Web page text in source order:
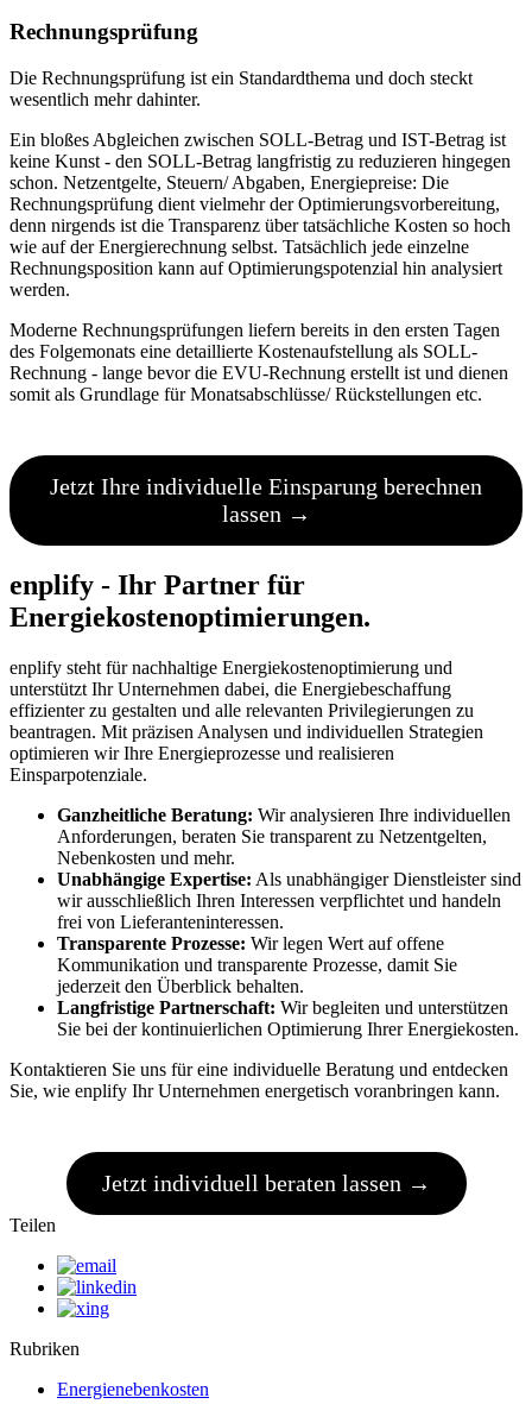
Rechnungsprüfung
Die Rechnungsprüfung ist ein Standardthema und doch steckt
wesentlich mehr dahinter.
Ein bloßes Abgleichen zwischen SOLL-Betrag und IST-Betrag ist
keine Kunst - den SOLL-Betrag langfristig zu reduzieren hingegen
schon. Netzentgelte, Steuern/ Abgaben, Energiepreise: Die
Rechnungsprüfung dient vielmehr der Optimierungsvorbereitung,
denn nirgends ist die Transparenz über tatsächliche Kosten so hoch
wie auf der Energierechnung selbst. Tatsächlich jede einzelne
Rechnungsposition kann auf Optimierungspotenzial hin analysiert
werden.
Moderne Rechnungsprüfungen liefern bereits in den ersten Tagen
des Folgemonats eine detaillierte Kostenaufstellung als SOLL-
Rechnung - lange bevor die EVU-Rechnung erstellt ist und dienen
somit als Grundlage für Monatsabschlüsse/ Rückstellungen etc.
Jetzt Ihre individuelle Einsparung berechnen
lassen →
enplify - Ihr Partner für
Energiekostenoptimierungen.
enplify steht für nachhaltige Energiekostenoptimierung und
unterstützt Ihr Unternehmen dabei, die Energiebeschaffung
effizienter zu gestalten und alle relevanten Privilegierungen zu
beantragen. Mit präzisen Analysen und individuellen Strategien
optimieren wir Ihre Energieprozesse und realisieren
Einsparpotenziale.
Ganzheitliche Beratung: Wir analysieren Ihre individuellen
Anforderungen, beraten Sie transparent zu Netzentgelten,
Nebenkosten und mehr.
Unabhängige Expertise: Als unabhängiger Dienstleister sind
wir ausschließlich Ihren Interessen verpflichtet und handeln
frei von Lieferanteninteressen.
Transparente Prozesse: Wir legen Wert auf offene
Kommunikation und transparente Prozesse, damit Sie
jederzeit den Überblick behalten.
Langfristige Partnerschaft: Wir begleiten und unterstützen
Sie bei der kontinuierlichen Optimierung Ihrer Energiekosten.
Kontaktieren Sie uns für eine individuelle Beratung und entdecken
Sie, wie enplify Ihr Unternehmen energetisch voranbringen kann.
Jetzt individuell beraten lassen →
Teilen
Rubriken
Energienebenkosten